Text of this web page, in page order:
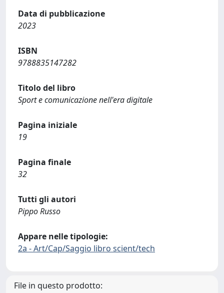
Data di pubblicazione
2023
ISBN
9788835147282
Titolo del libro
Sport e comunicazione nell'era digitale
Pagina iniziale
19
Pagina finale
32
Tutti gli autori
Pippo Russo
Appare nelle tipologie:
2a - Art/Cap/Saggio libro scient/tech
File in questo prodotto: